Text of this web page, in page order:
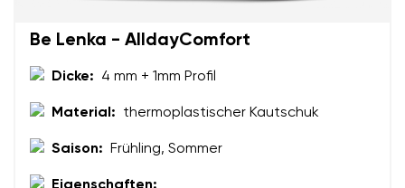
Be Lenka - AlldayComfort
Dicke: 4 mm + 1mm Profil
Material: thermoplastischer Kautschuk
Saison: Frühling, Sommer
Eigenschaften: